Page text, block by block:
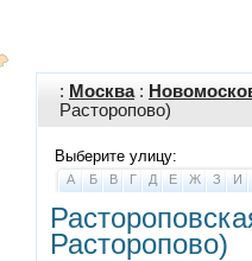
: Москва:
Расторопово)
Выберите улицу:
А Б В Г Д Е Ж З И
Расторопово)